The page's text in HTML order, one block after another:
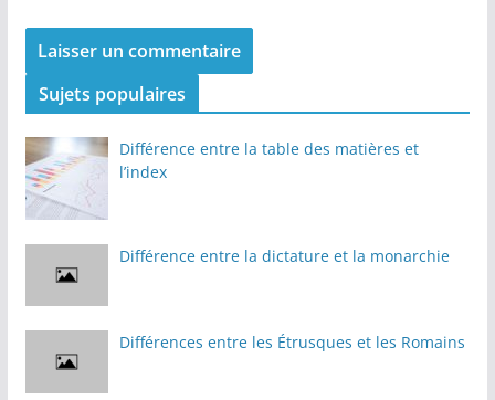
Sujets populaires
Différence entre la table des matières et
l’index
Différence entre la dictature et la monarchie
Différences entre les Étrusques et les Romains